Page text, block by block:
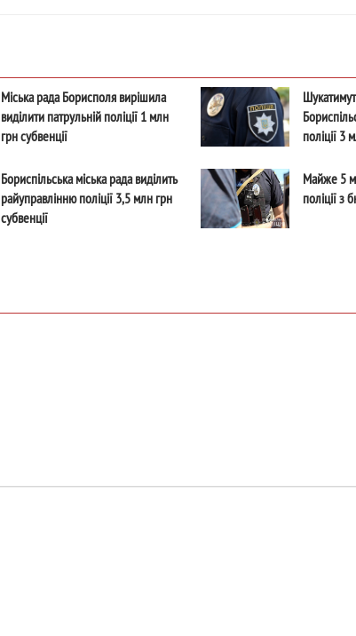
Міська рада Борисполя вирішила
виділити патрульній поліції 1 млн
грн субвенції
поліції 3
Бориспільська міська рада виділить
райуправлінню поліції 3,5 млн грн
субвенції
Майже 5
поліції з